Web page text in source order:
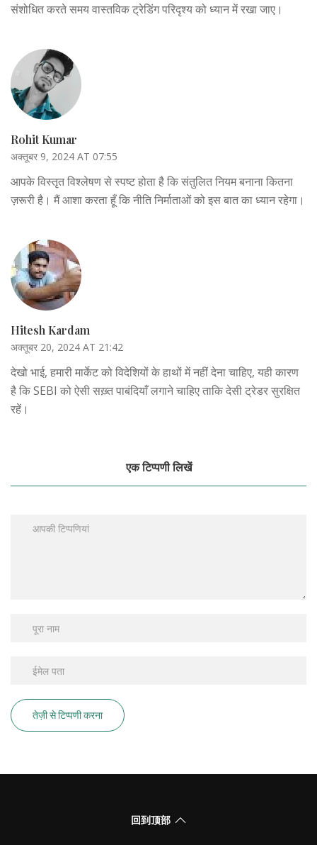
संशोधित करते समय वास्तविक ट्रेडिंग परिदृश्य को ध्यान में रखा जाए।
Rohit Kumar
अक्तूबर 9, 2024 AT 07:55
आपके विस्तृत विश्लेषण से स्पष्ट होता है कि संतुलित नियम बनाना कितना
ज़रूरी है। मैं आशा करता हूँ कि नीति निर्माताओं को इस बात का ध्यान रहेगा।
Hitesh Kardam
अक्तूबर 20, 2024 AT 21:42
देखो भाई, हमारी मार्केट को विदेशियों के हाथों में नहीं देना चाहिए, यही कारण
है कि SEBI को ऐसी सख़्त पाबंदियाँ लगाने चाहिए ताकि देसी ट्रेडर सुरक्षित
रहें।
एक टिप्पणी लिखें
तेज़ी से टिप्पणी करना
回到顶部